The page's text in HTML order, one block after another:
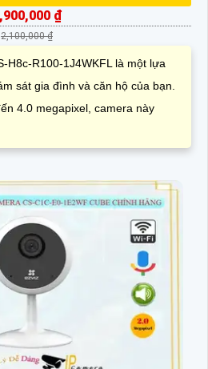
₫
2,100,000 ₫
H8c-R100-1J4WKFL là một lựa
sát gia đình và căn hộ của bạn.
4.0 megapixel, camera này